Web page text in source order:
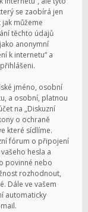
se zaobírá jen
můžeme
těchto údajů
anonymní
k internetu“ a
jméno, osobní
a osobní, platnou
na „Diskuzní
o ochraně
které sídlíme.
fórum o připojení
hesla a
povinné nebo
rozhodnout,
Dále ve vašem
automaticky